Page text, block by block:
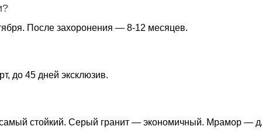
После захоронения — 8-12 месяцев.
до 45 дней эксклюзив.
стойкий. Серый гранит — экономичный. Мрамор —